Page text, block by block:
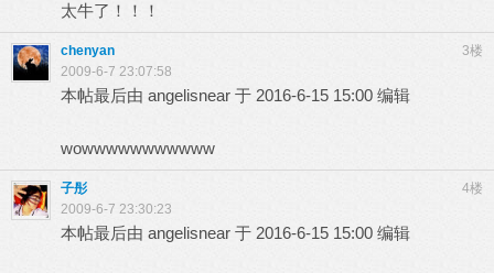
太牛了！！！
3楼
chenyan
2009-6-7 23:07:58
本帖最后由 angelisnear 于 2016-6-15 15:00 编辑
wowwwwwwwwwww
4楼
子彤
2009-6-7 23:30:23
本帖最后由 angelisnear 于 2016-6-15 15:00 编辑